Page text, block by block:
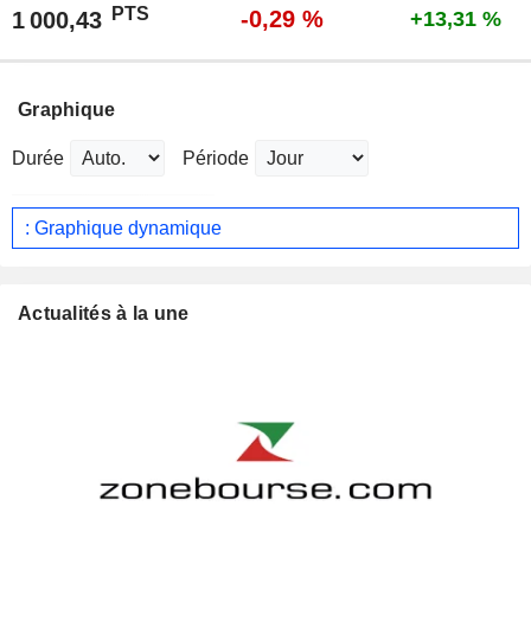
1 000,43 PTS -0,29 % +13,31 %
Graphique
Durée Période
: Graphique dynamique
Actualités à la une